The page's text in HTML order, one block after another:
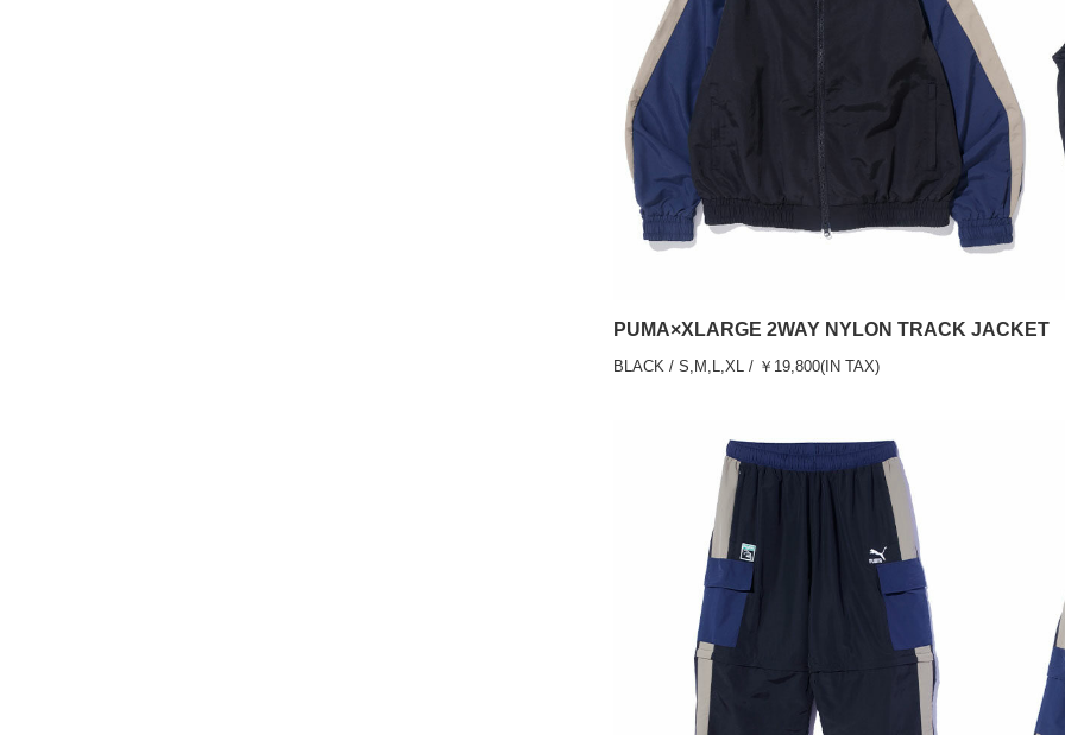
PUMA×XLARGE 2WAY NYLON TRACK JACKET
BLACK / S,M,L,XL / ￥19,800(IN TAX)